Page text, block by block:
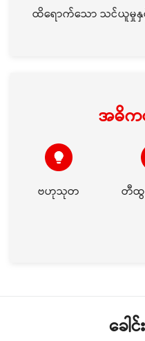
ထိရောက်သော သင်ယူမှုနှ
အဓိကတ
ဗဟုသုတ တီထွ
ခေါ